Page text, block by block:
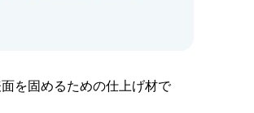
を固めるための仕上げ材で